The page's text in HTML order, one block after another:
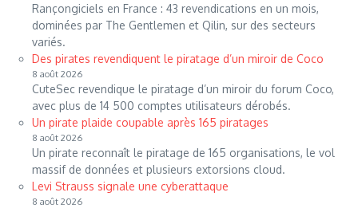
Rançongiciels en France : 43 revendications en un mois,
dominées par The Gentlemen et Qilin, sur des secteurs
variés.
Des pirates revendiquent le piratage d’un miroir de Coco
8 août 2026
CuteSec revendique le piratage d’un miroir du forum Coco,
avec plus de 14 500 comptes utilisateurs dérobés.
Un pirate plaide coupable après 165 piratages
8 août 2026
Un pirate reconnaît le piratage de 165 organisations, le vol
massif de données et plusieurs extorsions cloud.
Levi Strauss signale une cyberattaque
8 août 2026